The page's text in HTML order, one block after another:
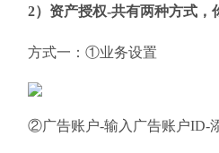
2）资产授权-共有两种方式，
方式一：①业务设置
②广告账户-输入广告账户ID-